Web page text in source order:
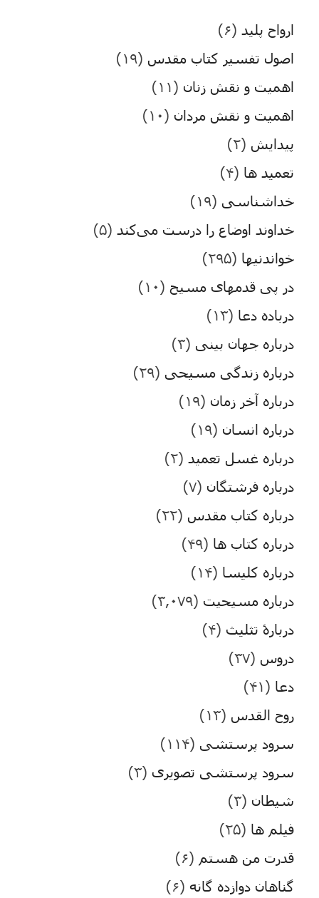
ارواح پلید (۶)
اصول تفسیر کتاب مقدس (۱۹)
اهمیت و نقش زنان (۱۱)
اهمیت و نقش مردان (۱۰)
پیدایش (۲)
تعمید ها (۴)
خداشناسی (۱۹)
خداوند اوضاع را درست می‌کند (۵)
خواندنیها (۲۹۵)
در پی قدمهای مسیح (۱۰)
درباده دعا (۱۳)
درباره جهان بینی (۳)
درباره زندگی مسیحی (۲۹)
درباره آخر زمان (۱۹)
درباره انسان (۱۹)
درباره غسل تعمید (۲)
درباره فرشتگان (۷)
درباره کتاب مقدس (۲۲)
درباره کتاب ها (۴۹)
درباره کلیسا (۱۴)
درباره مسیحیت (۳,۰۷۹)
دربارۀ تثلیث (۴)
دروس (۳۷)
دعا (۴۱)
روح القدس (۱۳)
سرود پرستشی (۱۱۴)
سرود پرستشی تصویری (۳)
شیطان (۳)
فیلم ها (۲۵)
قدرت من هستم (۶)
گناهان دوازده گانه (۶)